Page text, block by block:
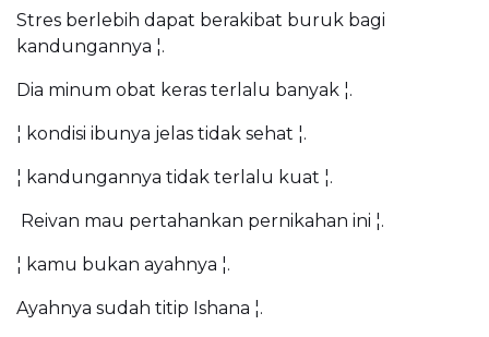
Stres berlebih dapat berakibat buruk bagi
kandungannya ¦.
Dia minum obat keras terlalu banyak ¦.
¦ kondisi ibunya jelas tidak sehat ¦.
¦ kandungannya tidak terlalu kuat ¦.
Reivan mau pertahankan pernikahan ini ¦.
¦ kamu bukan ayahnya ¦.
Ayahnya sudah titip Ishana ¦.